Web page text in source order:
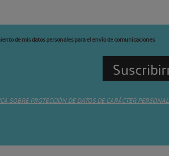
de mis datos personales para el envío de comunicaciones
SOBRE PROTECCIÓN DE DATOS DE CARÁCTER PERSONAL